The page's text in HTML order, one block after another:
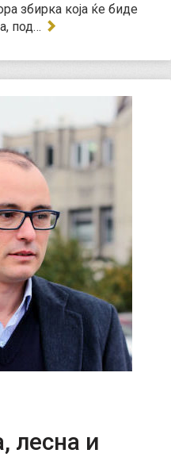
збирка која ќе биде
под…
лесна и